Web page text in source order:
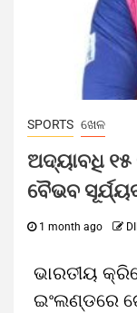
SPORTS ଖେଳ
ଅଦ୍ୟାବଧି
ବୈଭବ
1 month ago
ଭାରତୀୟ
ଇଂଲଣ୍ଡରେ